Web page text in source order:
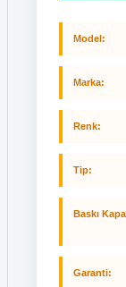
Model:
Marka:
Renk:
Tip:
Baskı
Garanti: